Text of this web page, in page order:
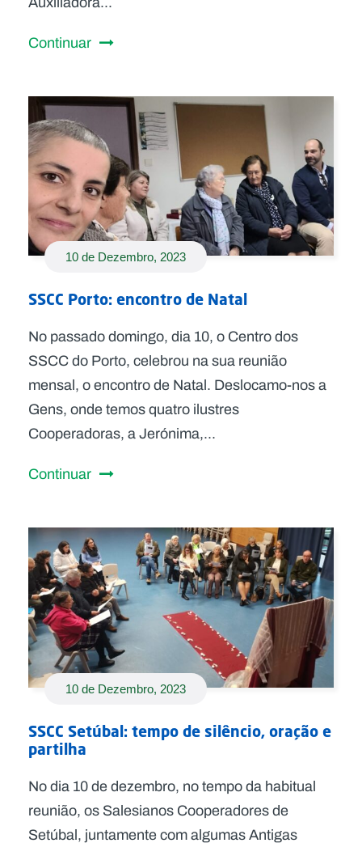
Continuar
10 de Dezembro, 2023
SSCC Porto: encontro de Natal
No passado domingo, dia 10, o Centro dos
SSCC do Porto, celebrou na sua reunião
mensal, o encontro de Natal. Deslocamo-nos a
Gens, onde temos quatro ilustres
Cooperadoras, a Jerónima,...
Continuar
10 de Dezembro, 2023
SSCC Setúbal: tempo de silêncio, oração e
partilha
No dia 10 de dezembro, no tempo da habitual
reunião, os Salesianos Cooperadores de
Setúbal, juntamente com algumas Antigas